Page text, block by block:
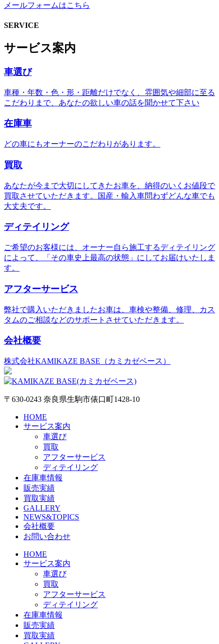
メールフォームはこちら
SERVICE
サービス案内
車選び
車種・年数・色・形・距離だけでなく、雰囲気や細部に至る
こだわりまで、あなたの欲しい車の話を聞かせて下さい
在庫車
どの車にもオーナーのこだわりがあります。
買取
あなたが今まで大切にしてきたお車を、納得のいくお値段で
買取させていただきます。国産・輸入車問わずどんな車でも
大丈夫です。
ディテイリング
ご希望のお客様には、オーナー自ら施工するディテイリング
によって、「その車史上最高の状態」にしてお届けいたしま
す。
アフターサービス
弊社で購入いただきましたお車は、車検や整備、修理、カス
タムのご相談などのサポートさせていただきます。
会社概要
株式会社KAMIKAZE BASE（カミカゼベース）
〒630-0243 奈良県生駒市俵口町1428-10
HOME
サービス案内
車選び
買取
アフターサービス
ディテイリング
在庫車情報
販売実績
買取実績
GALLERY
NEWS&TOPICS
会社概要
お問い合わせ
HOME
サービス案内
車選び
買取
アフターサービス
ディテイリング
在庫車情報
販売実績
買取実績